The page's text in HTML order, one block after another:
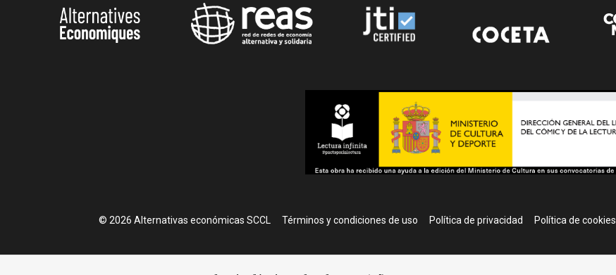
© 2026 Alternativas económicas SCCL Footer
Términos y condiciones de uso Política de privacidad Política de cookies